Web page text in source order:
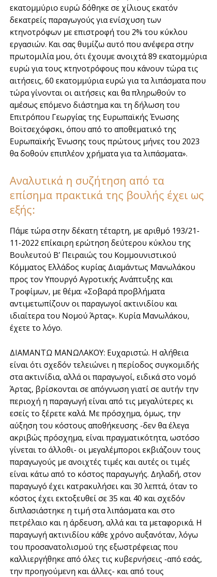
εκατομμύριο ευρώ δόθηκε σε χίλιους εκατόν
δεκατρείς παραγωγούς για ενίσχυση των
κτηνοτρόφων με επιστροφή του 2% του κύκλου
εργασιών. Και σας θυμίζω αυτό που ανέφερα στην
πρωτομιλία μου, ότι έχουμε ανοιχτά 89 εκατομμύρια
ευρώ για τους κτηνοτρόφους που κάνουν τώρα τις
αιτήσεις, 60 εκατομμύρια ευρώ για τα λιπάσματα που
τώρα γίνονται οι αιτήσεις και θα πληρωθούν το
αμέσως επόμενο διάστημα και τη δήλωση του
Επιτρόπου Γεωργίας της Ευρωπαϊκής Ένωσης
Βοϊτσεχόφσκι, όπου από το αποθεματικό της
Ευρωπαϊκής Ένωσης τους πρώτους μήνες του 2023
θα δοθούν επιπλέον χρήματα για τα λιπάσματα».
Αναλυτικά η συζήτηση από τα
επίσημα πρακτικά της βουλής έχει ως
εξής:
Πάμε τώρα στην δέκατη τέταρτη, με αριθμό 193/21-
11-2022 επίκαιρη ερώτηση δεύτερου κύκλου της
Βουλευτού Β’ Πειραιώς του Κομμουνιστικού
Κόμματος Ελλάδος κυρίας Διαμάντως Μανωλάκου
προς τον Υπουργό Αγροτικής Ανάπτυξης και
Τροφίμων, με θέμα: «Σοβαρά προβλήματα
αντιμετωπίζουν οι παραγωγοί ακτινιδίου και
ιδιαίτερα του Νομού Άρτας». Κυρία Μανωλάκου,
έχετε το λόγο.
ΔΙΑΜΑΝΤΩ ΜΑΝΩΛΑΚΟΥ: Ευχαριστώ. Η αλήθεια
είναι ότι σχεδόν τελειώνει η περίοδος συγκομιδής
στα ακτινίδια, αλλά οι παραγωγοί, ειδικά στο νομό
Άρτας, βρίσκονται σε απόγνωση γιατί σε αυτήν την
περιοχή η παραγωγή είναι από τις μεγαλύτερες κι
εσείς το ξέρετε καλά. Με πρόσχημα, όμως, την
αύξηση του κόστους αποθήκευσης -δεν θα έλεγα
ακριβώς πρόσχημα, είναι πραγματικότητα, ωστόσο
γίνεται το άλλοθι- οι μεγαλέμποροι εκβιάζουν τους
παραγωγούς με ανοιχτές τιμές και αυτές οι τιμές
είναι κάτω από το κόστος παραγωγής. Δηλαδή, στον
παραγωγό έχει κατρακυλήσει και 30 λεπτά, όταν το
κόστος έχει εκτοξευθεί σε 35 και 40 και σχεδόν
διπλασιάστηκε η τιμή στα λιπάσματα και στο
πετρέλαιο και η άρδευση, αλλά και τα μεταφορικά. Η
παραγωγή ακτινιδίου κάθε χρόνο αυξανόταν, λόγω
του προσανατολισμού της εξωστρέφειας που
καλλιεργήθηκε από όλες τις κυβερνήσεις -από εσάς,
την προηγούμενη και άλλες- και από τους